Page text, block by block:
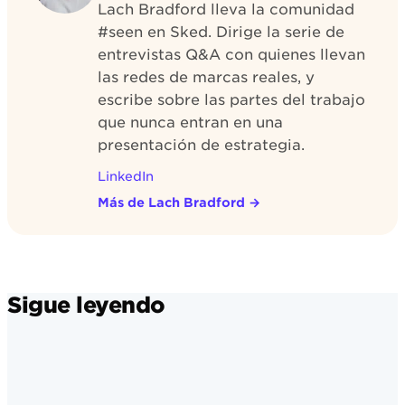
Lach Bradford lleva la comunidad
#seen en Sked. Dirige la serie de
entrevistas Q&A con quienes llevan
las redes de marcas reales, y
escribe sobre las partes del trabajo
que nunca entran en una
presentación de estrategia.
LinkedIn
Más de Lach Bradford →
Sigue leyendo